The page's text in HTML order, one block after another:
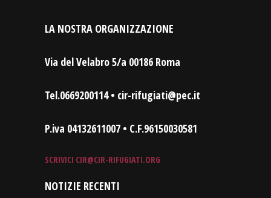
LA NOSTRA ORGANIZZAZIONE
Via del Velabro 5/a 00186 Roma
Tel.0669200114 • cir-rifugiati@pec.it
P.iva 04132611007 • C.F.96150030581
SCRIVICI CIR@CIR-RIFUGIATI.ORG
NOTIZIE RECENTI